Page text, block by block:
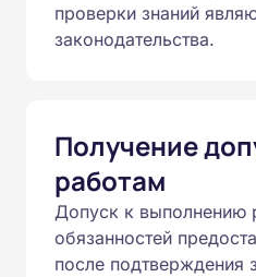
проверки знаний
законодательства.
Получение
работам
Допуск к выполнению
обязанностей
после подтверждения